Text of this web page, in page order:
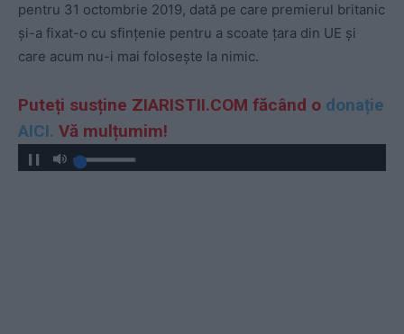
pentru 31 octombrie 2019, dată pe care premierul britanic
şi-a fixat-o cu sfinţenie pentru a scoate ţara din UE şi
care acum nu-i mai foloseşte la nimic.
Puteți susține ZIARISTII.COM făcând o donație
AICI. Vă mulțumim!